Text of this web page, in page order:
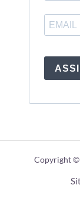
Copyright ©